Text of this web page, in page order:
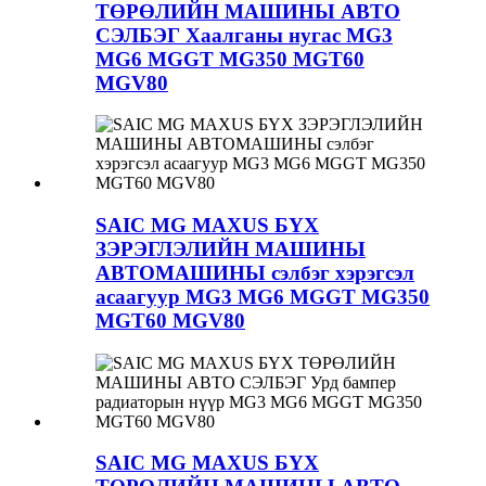
ТӨРӨЛИЙН МАШИНЫ АВТО
СЭЛБЭГ Хаалганы нугас MG3
MG6 MGGT MG350 MGT60
MGV80
SAIC MG MAXUS БҮХ
ЗЭРЭГЛЭЛИЙН МАШИНЫ
АВТОМАШИНЫ сэлбэг хэрэгсэл
асаагуур MG3 MG6 MGGT MG350
MGT60 MGV80
SAIC MG MAXUS БҮХ